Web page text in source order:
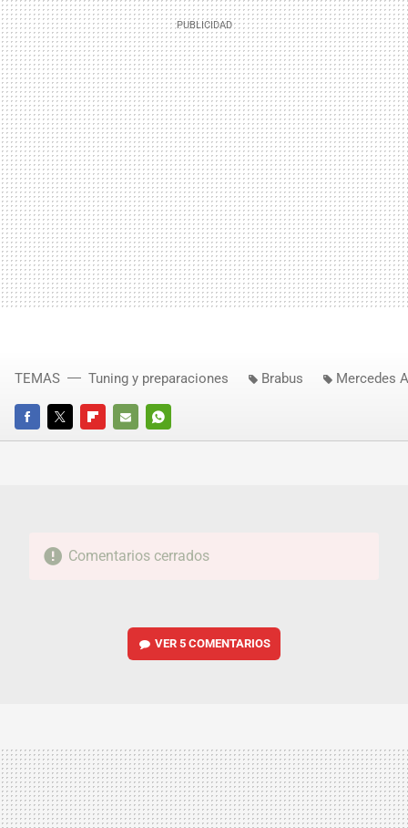
FACEBOOKTWITTERFLIPBOARD
E-
WHATSAPP
TEMAS Tuning y preparaciones Brabus Mercedes
Comentarios cerrados
VER5 COMENTARIOS